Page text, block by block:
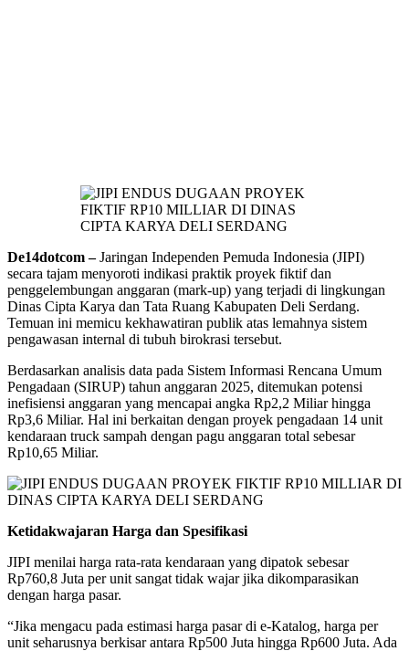
De14dotcom –Jaringan Independen Pemuda Indonesia (JIPI)
secara tajam menyoroti indikasi praktik proyek fiktif dan
penggelembungan anggaran (mark-up) yang terjadi di lingkungan
Dinas Cipta Karya dan Tata Ruang Kabupaten Deli Serdang.
Temuan ini memicu kekhawatiran publik atas lemahnya sistem
pengawasan internal di tubuh birokrasi tersebut.
Berdasarkan analisis data pada Sistem Informasi Rencana Umum
Pengadaan (SIRUP) tahun anggaran 2025, ditemukan potensi
inefisiensi anggaran yang mencapai angka Rp2,2 Miliar hingga
Rp3,6 Miliar. Hal ini berkaitan dengan proyek pengadaan 14 unit
kendaraan truck sampah dengan pagu anggaran total sebesar
Rp10,65 Miliar.
Ketidakwajaran Harga dan Spesifikasi
JIPI menilai harga rata-rata kendaraan yang dipatok sebesar
Rp760,8 Juta per unit sangat tidak wajar jika dikomparasikan
dengan harga pasar.
“Jika mengacu pada estimasi harga pasar di e-Katalog, harga per
unit seharusnya berkisar antara Rp500 Juta hingga Rp600 Juta. Ada